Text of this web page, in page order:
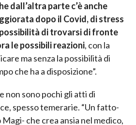
dall’altra parte c’è anche
dopo il Covid, di stress
di trovarsi di fronte
le possibili reazioni, con la
ma senza la possibilità di
che ha a disposizione”.
non sono pochi gli atti di
spesso temerarie. “Un fatto-
che crea ansia nel medico,